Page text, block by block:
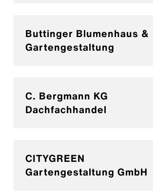
Buttinger Blumenhaus &
Gartengestaltung
C. Bergmann KG
Dachfachhandel
CITYGREEN
Gartengestaltung GmbH